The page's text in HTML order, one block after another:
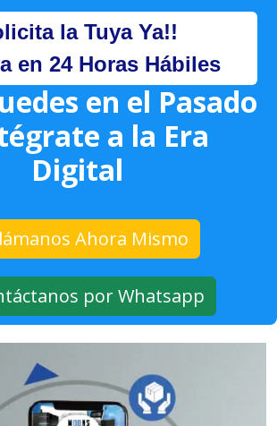
la Tuya Ya!!
en 24 Horas Hábiles
en el Pasado
a la Era
Digital
Ahora Mismo
por Whatsapp